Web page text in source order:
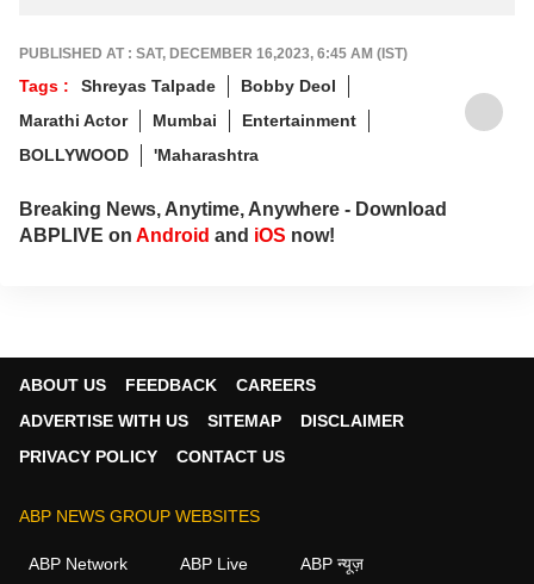
PUBLISHED AT : SAT, DECEMBER 16,2023, 6:45 AM (IST)
Tags : Shreyas Talpade
Bobby Deol
Marathi Actor
Mumbai
Entertainment
BOLLYWOOD
'Maharashtra
Breaking News, Anytime, Anywhere - Download
ABPLIVE on Android and iOS now!
ABOUT US FEEDBACK
CAREERS
ADVERTISE WITH US
SITEMAP
DISCLAIMER
PRIVACY POLICY
CONTACT US
ABP NEWS GROUP WEBSITES
ABP Network ABP Live ABP न्यूज़